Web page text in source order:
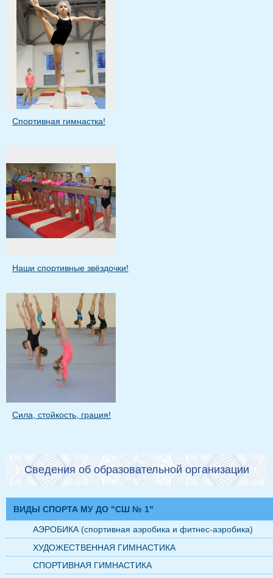
Спортивная гимнастка!
Наши спортивные звёздочки!
Сила, стойкость, грация!
Сведения об образовательной организации
ВИДЫ СПОРТА МУ ДО "СШ № 1"
АЭРОБИКА (спортивная аэробика и фитнес-аэробика)
ХУДОЖЕСТВЕННАЯ ГИМНАСТИКА
СПОРТИВНАЯ ГИМНАСТИКА